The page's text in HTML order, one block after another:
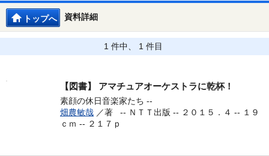
資料詳細
トップへ
1 件中、 1 件目
【図書】 アマチュアオーケストラに乾杯！
素顔の休日音楽家たち --
畑農敏哉 ／著 -- ＮＴＴ出版 -- ２０１５．４ -- １９
ｃｍ -- ２１７ｐ